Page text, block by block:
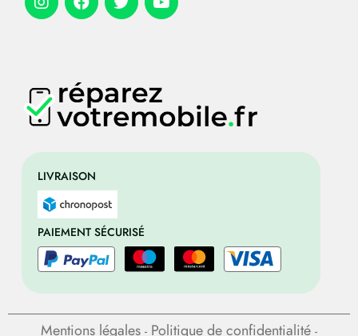
LIVRAISON
PAIEMENT SÉCURISÉ
Mentions légales - Politique de confidentialité -